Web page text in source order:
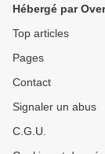
Hébergé par
Top articles
Pages
Contact
Signaler un abus
C.G.U.